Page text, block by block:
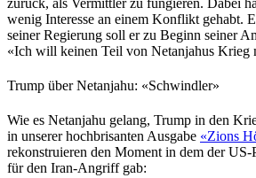
wenig Interesse an einem Konflikt gehabt.
seiner Regierung soll er zu Beginn seiner
«Ich will keinen Teil von Netanjahus Krieg
Trump über Netanjahu: «Schwindler»
Wie es Netanjahu gelang, Trump in den
in unserer hochbrisanten Ausgabe «Zions
rekonstruieren den Moment in dem der
für den Iran-Angriff gab: